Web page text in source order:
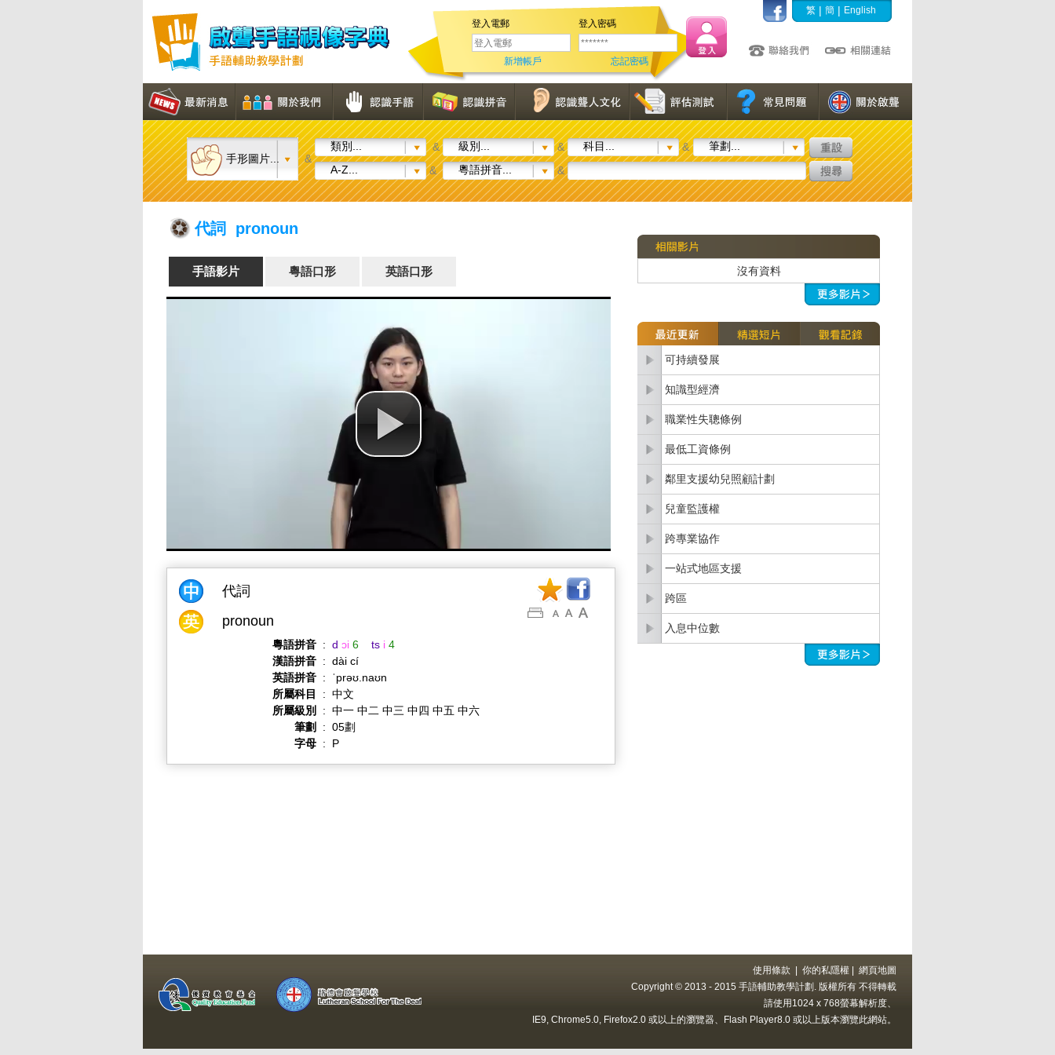
登入電郵 登入密碼
新增帳戶 忘記密碼
繁 | 簡 | English
手形圖片... &
類別... & 級別... & 科目... &
筆劃...
A-Z...
& 粵語拼音... &
代詞 pronoun
手語影片 粵語口形 英語口形
代詞
pronoun
粵語拼音 : d ɔi 6 ts i 4
漢語拼音 : dài cí
英語拼音 :
ˈprəʊ.naʊn
所屬科目
: 中文
所屬級別
: 中一 中二 中三 中四 中五 中六
筆劃
: 05劃
字母 : P
沒有資料
可持續發展
知識型經濟
職業性失聰條例
最低工資條例
鄰里支援幼兒照顧計劃
兒童監護權
跨專業協作
一站式地區支援
跨區
入息中位數
使用條款 你的私隱權
網頁地圖
Copyright © 2013 - 2015 手語輔助教學計劃. 版權所有 不得轉載
請使用1024 x 768螢幕解析度、
IE9, Chrome5.0, Firefox2.0 或以上的瀏覽器、Flash Player8.0 或以上版本瀏覽此網站。